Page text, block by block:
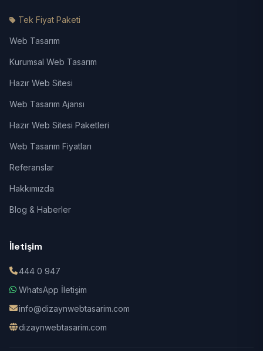
Tek Fiyat Paketi
Web Tasarım
Kurumsal Web Tasarım
Hazır Web Sitesi
Web Tasarım Ajansı
Hazır Web Sitesi Paketleri
Web Tasarım Fiyatları
Referanslar
Hakkımızda
Blog & Haberler
İletişim
444 0 947
WhatsApp İletişim
info@dizaynwebtasarim.com
dizaynwebtasarim.com